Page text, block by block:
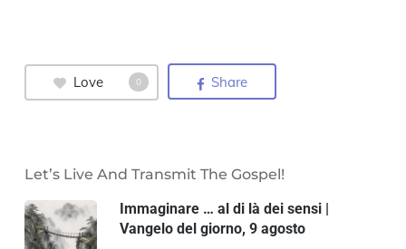
Love 0 Share
Let’s Live And Transmit The Gospel!
Immaginare … al di là dei sensi |
Vangelo del giorno, 9 agosto